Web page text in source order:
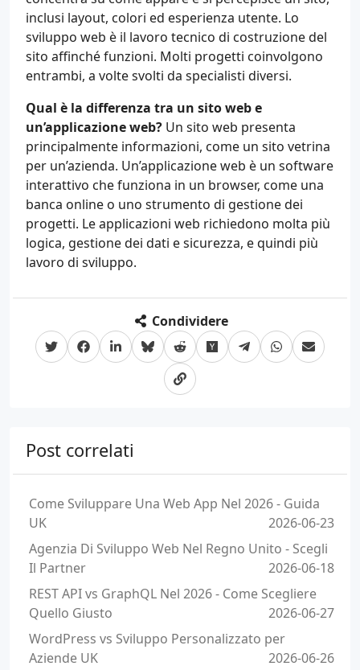
inclusi layout, colori ed esperienza utente. Lo
sviluppo web è il lavoro tecnico di costruzione del
sito affinché funzioni. Molti progetti coinvolgono
entrambi, a volte svolti da specialisti diversi.
Qual è la differenza tra un sito web e
un’applicazione web? Un sito web presenta
principalmente informazioni, come un sito vetrina
per un’azienda. Un’applicazione web è un software
interattivo che funziona in un browser, come una
banca online o uno strumento di gestione dei
progetti. Le applicazioni web richiedono molta più
logica, gestione dei dati e sicurezza, e quindi più
lavoro di sviluppo.
Condividere
Post correlati
Come Sviluppare Una Web App Nel 2026 - Guida
UK
2026-06-23
Agenzia Di Sviluppo Web Nel Regno Unito - Scegli
Il Partner
2026-06-18
REST API vs GraphQL Nel 2026 - Come Scegliere
Quello Giusto
2026-06-27
WordPress vs Sviluppo Personalizzato per
Aziende UK
2026-06-26